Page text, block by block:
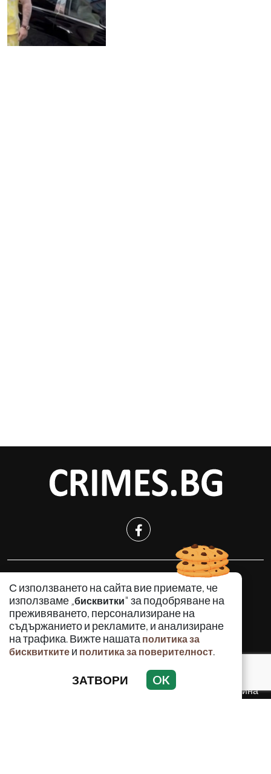
С използването на сайта вие приемате, че
използваме „бисквитки" за подобряване на
преживяването, персонализиране на
съдържанието и рекламите, и анализиране
на трафика. Вижте нашата политика за
бисквитките и политика за поверителност.
ЗАТВОРИ OK
КРИМИНАЛНО
ИНЦИДЕНТИ
АНАЛИЗИ
ПО СВЕТА
ВОДЕЩИ ТЕМИ
Използването и публикуването на част или цялото
съдържание на Crimes.BG без разрешение на Медийна